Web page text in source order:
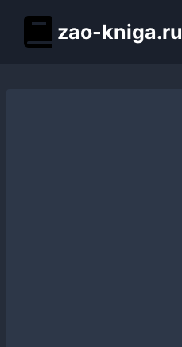
содержимому
zao-kniga.ru